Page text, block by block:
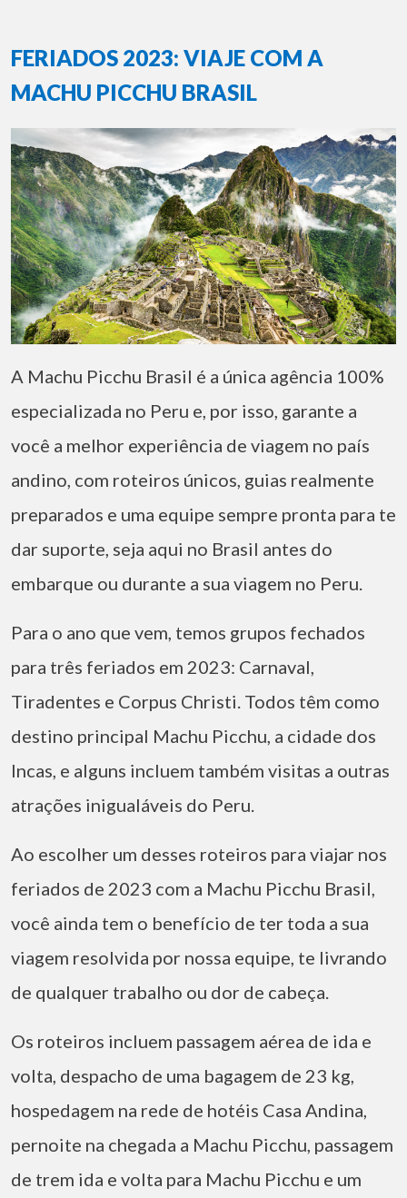
FERIADOS 2023: VIAJE COM A
MACHU PICCHU BRASIL
A Machu Picchu Brasil é a única agência 100%
especializada no Peru e, por isso, garante a
você a melhor experiência de viagem no país
andino, com roteiros únicos, guias realmente
preparados e uma equipe sempre pronta para te
dar suporte, seja aqui no Brasil antes do
embarque ou durante a sua viagem no Peru.
Para o ano que vem, temos grupos fechados
para três feriados em 2023: Carnaval,
Tiradentes e Corpus Christi. Todos têm como
destino principal Machu Picchu, a cidade dos
Incas, e alguns incluem também visitas a outras
atrações inigualáveis do Peru.
Ao escolher um desses roteiros para viajar nos
feriados de 2023 com a Machu Picchu Brasil,
você ainda tem o benefício de ter toda a sua
viagem resolvida por nossa equipe, te livrando
de qualquer trabalho ou dor de cabeça.
Os roteiros incluem passagem aérea de ida e
volta, despacho de uma bagagem de 23 kg,
hospedagem na rede de hotéis Casa Andina,
pernoite na chegada a Machu Picchu, passagem
de trem ida e volta para Machu Picchu e um